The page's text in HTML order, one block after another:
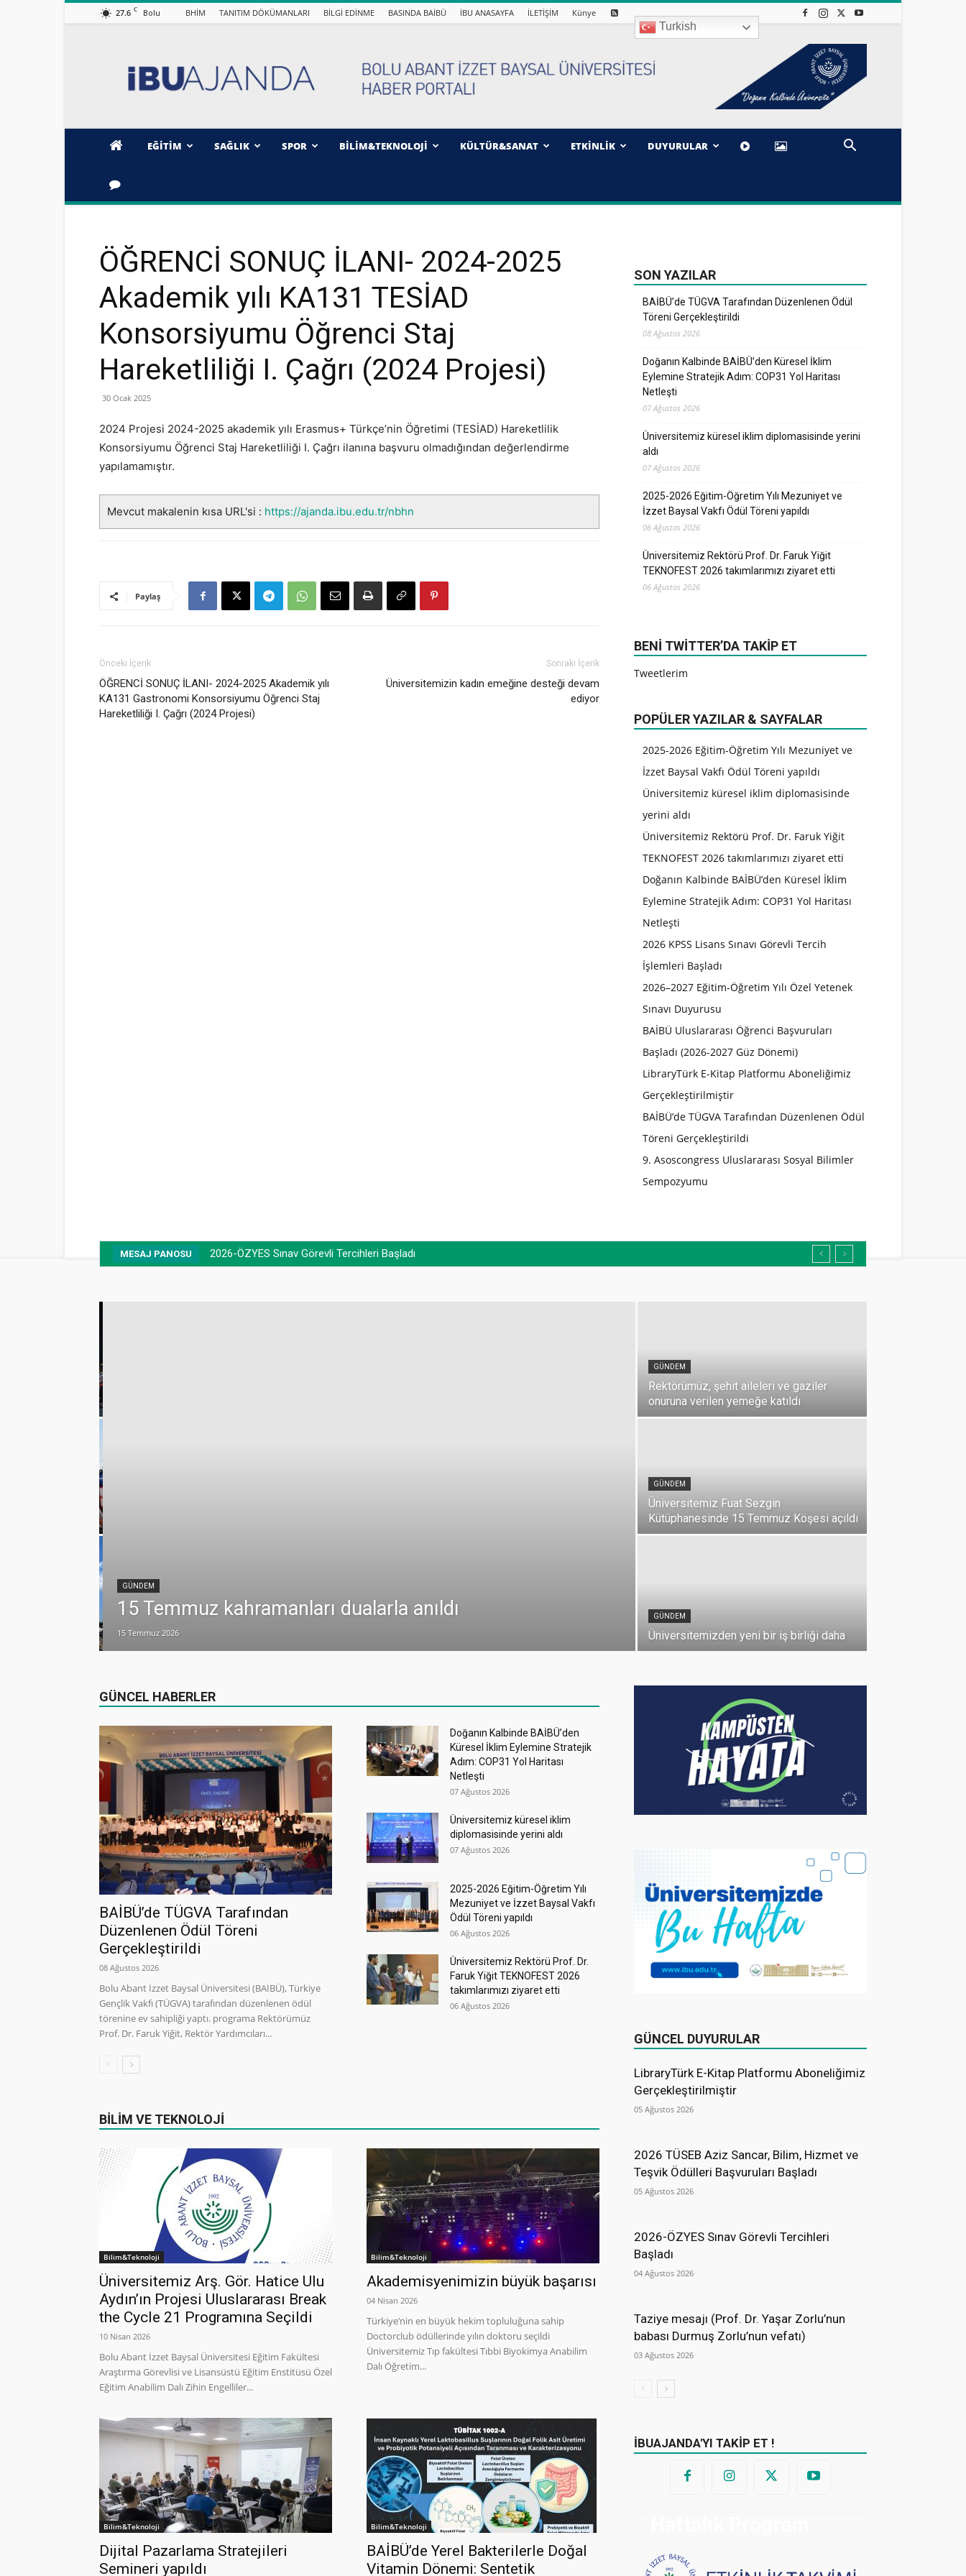
27.6 C Bolu BHİM TANITIM DÖKÜMANLARI BİLGİ EDİNME BASINDA BAİBÜ İBU ANASAYFA İLETİŞİM Künye
Turkish
EĞİTİM SAĞLIK SPOR BİLİM&TEKNOLOJİ KÜLTÜR&SANAT ETKİNLİK DUYURULAR
ÖĞRENCİ SONUÇ İLANI- 2024-2025
Akademik yılı KA131 TESİAD
Konsorsiyumu Öğrenci Staj
Hareketliliği I. Çağrı (2024 Projesi)
30 Ocak 2025
2024 Projesi 2024-2025 akademik yılı Erasmus+ Türkçe’nin Öğretimi (TESİAD) Hareketlilik
Konsorsiyumu Öğrenci Staj Hareketliliği I. Çağrı ilanına başvuru olmadığından değerlendirme
yapılamamıştır.
Mevcut makalenin kısa URL'si : https://ajanda.ibu.edu.tr/nbhn
Paylaş
Önceki İçerik
ÖĞRENCİ SONUÇ İLANI- 2024-2025 Akademik yılı
KA131 Gastronomi Konsorsiyumu Öğrenci Staj
Hareketliliği I. Çağrı (2024 Projesi)
Sonraki İçerik
Üniversitemizin kadın emeğine desteği devam
ediyor
SON YAZILAR
BAİBÜ’de TÜGVA Tarafından Düzenlenen Ödül
Töreni Gerçekleştirildi
08 Ağustos 2026
Doğanın Kalbinde BAİBÜ’den Küresel İklim
Eylemine Stratejik Adım: COP31 Yol Haritası
Netleşti
07 Ağustos 2026
Üniversitemiz küresel iklim diplomasisinde yerini
aldı
07 Ağustos 2026
2025-2026 Eğitim-Öğretim Yılı Mezuniyet ve
İzzet Baysal Vakfı Ödül Töreni yapıldı
06 Ağustos 2026
Üniversitemiz Rektörü Prof. Dr. Faruk Yiğit
TEKNOFEST 2026 takımlarımızı ziyaret etti
06 Ağustos 2026
BENI TWITTER’DA TAKIP ET
Tweetlerim
POPÜLER YAZILAR & SAYFALAR
2025-2026 Eğitim-Öğretim Yılı Mezuniyet ve
İzzet Baysal Vakfı Ödül Töreni yapıldı
Üniversitemiz küresel iklim diplomasisinde
yerini aldı
Üniversitemiz Rektörü Prof. Dr. Faruk Yiğit
TEKNOFEST 2026 takımlarımızı ziyaret etti
Doğanın Kalbinde BAİBÜ’den Küresel İklim
Eylemine Stratejik Adım: COP31 Yol Haritası
Netleşti
2026 KPSS Lisans Sınavı Görevli Tercih
İşlemleri Başladı
2026–2027 Eğitim-Öğretim Yılı Özel Yetenek
Sınavı Duyurusu
BAİBÜ Uluslararası Öğrenci Başvuruları
Başladı (2026-2027 Güz Dönemi)
LibraryTürk E-Kitap Platformu Aboneliğimiz
Gerçekleştirilmiştir
BAİBÜ’de TÜGVA Tarafından Düzenlenen Ödül
Töreni Gerçekleştirildi
9. Asoscongress Uluslararası Sosyal Bilimler
Sempozyumu
MESAJ PANOSU 2026-ÖZYES Sınav Görevli Tercihleri Başladı
GÜNDEM
15 Temmuz kahramanları dualarla anıldı
15 Temmuz 2026
GÜNDEM
Rektörümüz, şehit aileleri ve gaziler
onuruna verilen yemeğe katıldı
GÜNDEM
Üniversitemiz Fuat Sezgin
Kütüphanesinde 15 Temmuz Köşesi açıldı
GÜNDEM
Üniversitemizden yeni bir iş birliği daha
GÜNCEL HABERLER
BAİBÜ’de TÜGVA Tarafından
Düzenlenen Ödül Töreni
Gerçekleştirildi
08 Ağustos 2026
Bolu Abant İzzet Baysal Üniversitesi (BAİBÜ), Türkiye
Gençlik Vakfı (TÜGVA) tarafından düzenlenen ödül
törenine ev sahipliği yaptı. programa Rektörümüz
Prof. Dr. Faruk Yiğit, Rektör Yardımcıları...
Doğanın Kalbinde BAİBÜ’den
Küresel İklim Eylemine Stratejik
Adım: COP31 Yol Haritası
Netleşti
07 Ağustos 2026
Üniversitemiz küresel iklim
diplomasisinde yerini aldı
07 Ağustos 2026
2025-2026 Eğitim-Öğretim Yılı
Mezuniyet ve İzzet Baysal Vakfı
Ödül Töreni yapıldı
06 Ağustos 2026
Üniversitemiz Rektörü Prof. Dr.
Faruk Yiğit TEKNOFEST 2026
takımlarımızı ziyaret etti
06 Ağustos 2026
BİLİM VE TEKNOLOJİ
Bilim&Teknoloji
Üniversitemiz Arş. Gör. Hatice Ulu
Aydın’ın Projesi Uluslararası Break
the Cycle 21 Programına Seçildi
10 Nisan 2026
Bolu Abant İzzet Baysal Üniversitesi Eğitim Fakültesi
Araştırma Görevlisi ve Lisansüstü Eğitim Enstitüsü Özel
Eğitim Anabilim Dalı Zihin Engelliler...
Bilim&Teknoloji
Akademisyenimizin büyük başarısı
04 Nisan 2026
Türkiye’nin en büyük hekim topluluğuna sahip
Doctorclub ödüllerinde yılın doktoru seçildi
Üniversitemiz Tıp fakültesi Tıbbi Biyokimya Anabilim
Dalı Öğretim...
Bilim&Teknoloji
Dijital Pazarlama Stratejileri
Semineri yapıldı
Bilim&Teknoloji
BAİBÜ’de Yerel Bakterilerle Doğal
Vitamin Dönemi: Sentetik
GÜNCEL DUYURULAR
LibraryTürk E-Kitap Platformu Aboneliğimiz
Gerçekleştirilmiştir
05 Ağustos 2026
2026 TÜSEB Aziz Sancar, Bilim, Hizmet ve
Teşvik Ödülleri Başvuruları Başladı
05 Ağustos 2026
2026-ÖZYES Sınav Görevli Tercihleri
Başladı
04 Ağustos 2026
Taziye mesajı (Prof. Dr. Yaşar Zorlu’nun
babası Durmuş Zorlu’nun vefatı)
03 Ağustos 2026
İBUAJANDA'YI TAKİP ET !